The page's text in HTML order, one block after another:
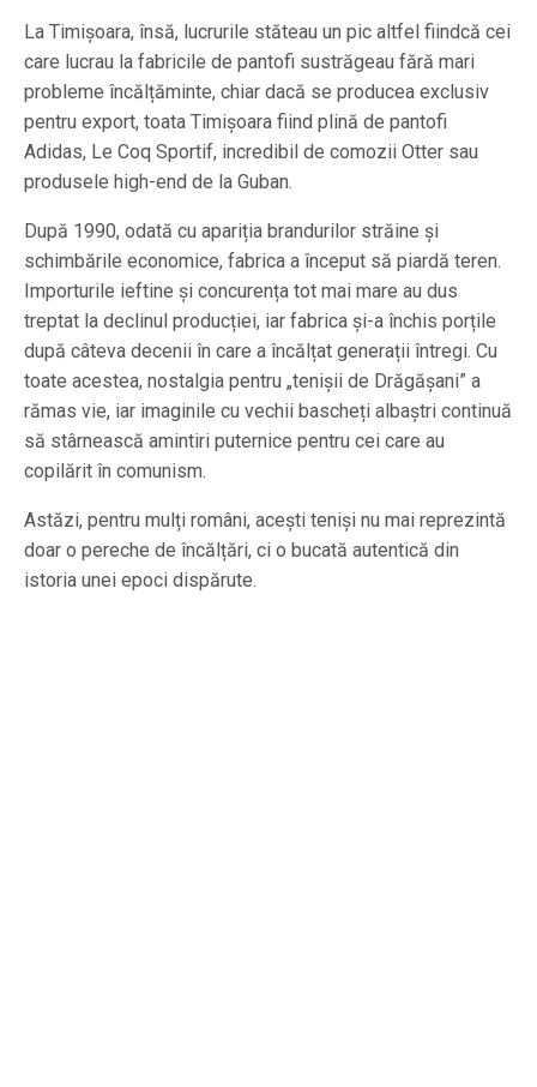
La Timișoara, însă, lucrurile stăteau un pic altfel fiindcă cei
care lucrau la fabricile de pantofi sustrăgeau fără mari
probleme încălțăminte, chiar dacă se producea exclusiv
pentru export, toata Timișoara fiind plină de pantofi
Adidas, Le Coq Sportif, incredibil de comozii Otter sau
produsele high-end de la Guban.
După 1990, odată cu apariția brandurilor străine și
schimbările economice, fabrica a început să piardă teren.
Importurile ieftine și concurența tot mai mare au dus
treptat la declinul producției, iar fabrica și-a închis porțile
după câteva decenii în care a încălțat generații întregi. Cu
toate acestea, nostalgia pentru „tenișii de Drăgășani” a
rămas vie, iar imaginile cu vechii bascheți albaștri continuă
să stârnească amintiri puternice pentru cei care au
copilărit în comunism.
Astăzi, pentru mulți români, acești teniși nu mai reprezintă
doar o pereche de încălțări, ci o bucată autentică din
istoria unei epoci dispărute.